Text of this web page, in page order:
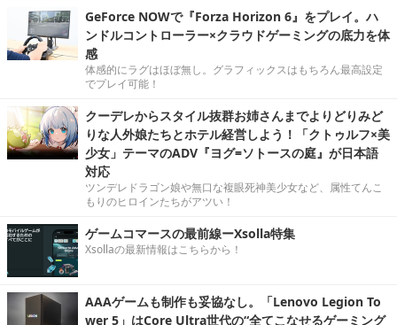
GeForce NOWで『Forza Horizon 6』をプレイ。ハ
ンドルコントローラー×クラウドゲーミングの底力を体
感
体感的にラグはほぼ無し。グラフィックスはもちろん最高設定
でプレイ可能！
クーデレからスタイル抜群お姉さんまでよりどりみど
りな人外娘たちとホテル経営しよう！「クトゥルフ×美
少女」テーマのADV『ヨグ=ソトースの庭』が日本語
対応
ツンデレドラゴン娘や無口な複眼死神美少女など、属性てんこ
もりのヒロインたちがアツい！
ゲームコマースの最前線ーXsolla特集
Xsollaの最新情報はこちらから！
AAAゲームも制作も妥協なし。「Lenovo Legion To
wer 5」はCore Ultra世代の“全てこなせるゲーミング